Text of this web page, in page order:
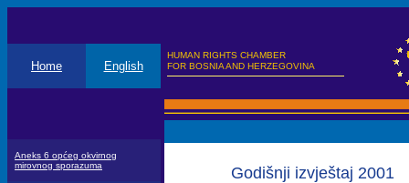
HUMAN RIGHTS CHAMBER
FOR BOSNIA AND HERZEGOVINA
Home English
Aneks 6 općeg okvirnog
mirovnog sporazuma
Godišnji izvještaj 2001